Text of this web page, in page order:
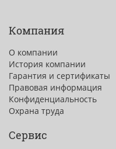
Компания
О компании
История компании
Гарантия и сертификаты
Правовая информация
Конфиденциальность
Охрана труда
Сервис